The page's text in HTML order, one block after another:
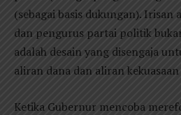
(sebagai basis dukungan). Irisan
dan pengurus partai politik
adalah desain yang disengaja
aliran dana dan aliran
Ketika Gubernur mencoba